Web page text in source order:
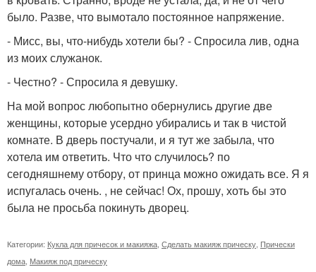
было. Разве, что вымотало постоянное напряжение.
- Мисс, вы, что-нибудь хотели бы? - Спросила лив, одна
из моих служанок.
- Честно? - Спросила я девушку.
На мой вопрос любопытно обернулись другие две
женщины, которые усердно убирались и так в чистой
комнате. В дверь постучали, и я тут же забыла, что
хотела им ответить. Что что случилось? по
сегодняшнему отбору, от принца можно ожидать все. Я я
испугалась очень. , не сейчас! Ох, прошу, хоть бы это
была не просьба покинуть дворец.
Категории: Кукла для причесок и макияжа Сделать макияж прическу Прически
дома Макияж под прическу